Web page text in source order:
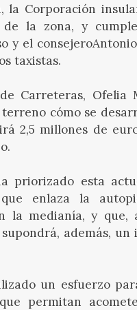
la Corporación
la zona, y
y el consejero
taxistas.
Carreteras, Ofelia
cómo se
2,5 millones de
priorizado esta
enlaza la
la medianía, y que,
además, un
un esfuerzo
permitan